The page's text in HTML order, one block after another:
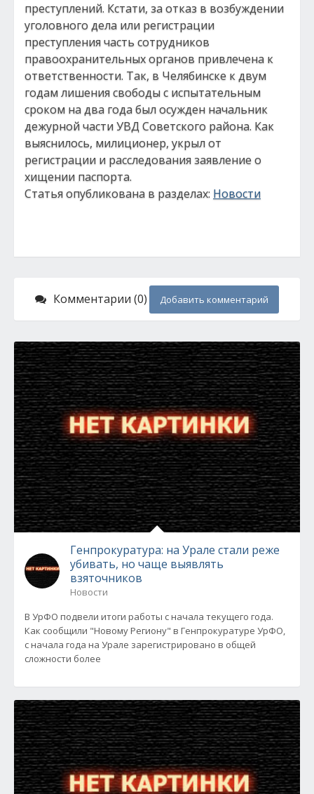
преступлений. Кстати, за отказ в возбуждении
уголовного дела или регистрации
преступления часть сотрудников
правоохранительных органов привлечена к
ответственности. Так, в Челябинске к двум
годам лишения свободы с испытательным
сроком на два года был осужден начальник
дежурной части УВД Советского района. Как
выяснилось, милиционер, укрыл от
регистрации и расследования заявление о
хищении паспорта.
Статья опубликована в разделах: Новости
Комментарии (0) Добавить комментарий
Генпрокуратура: на Урале стали реже
убивать, но чаще выявлять
взяточников
Новости
В УрФО подвели итоги работы с начала текущего года.
Как сообщили "Новому Региону" в Генпрокуратуре УрФО,
с начала года на Урале зарегистрировано в общей
сложности более